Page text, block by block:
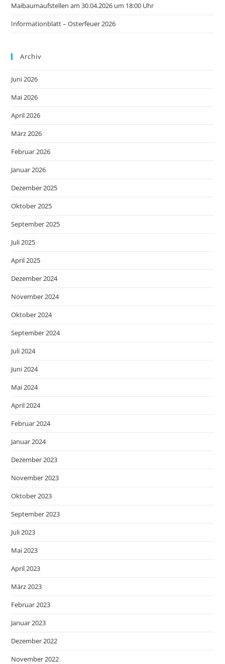
Maibaumaufstellen am 30.04.2026 um 18:00 Uhr
Informationblatt – Osterfeuer 2026
Archiv
Juni 2026
Mai 2026
April 2026
März 2026
Februar 2026
Januar 2026
Dezember 2025
Oktober 2025
September 2025
Juli 2025
April 2025
Dezember 2024
November 2024
Oktober 2024
September 2024
Juli 2024
Juni 2024
Mai 2024
April 2024
Februar 2024
Januar 2024
Dezember 2023
November 2023
Oktober 2023
September 2023
Juli 2023
Mai 2023
April 2023
März 2023
Februar 2023
Januar 2023
Dezember 2022
November 2022